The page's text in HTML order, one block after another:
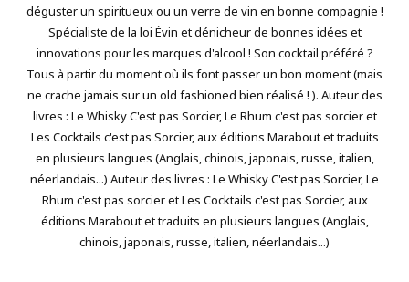
déguster un spiritueux ou un verre de vin en bonne compagnie !
Spécialiste de la loi Évin et dénicheur de bonnes idées et
innovations pour les marques d'alcool ! Son cocktail préféré ?
Tous à partir du moment où ils font passer un bon moment (mais
ne crache jamais sur un old fashioned bien réalisé ! ). Auteur des
livres : Le Whisky C'est pas Sorcier, Le Rhum c'est pas sorcier et
Les Cocktails c'est pas Sorcier, aux éditions Marabout et traduits
en plusieurs langues (Anglais, chinois, japonais, russe, italien,
néerlandais...) Auteur des livres : Le Whisky C'est pas Sorcier, Le
Rhum c'est pas sorcier et Les Cocktails c'est pas Sorcier, aux
éditions Marabout et traduits en plusieurs langues (Anglais,
chinois, japonais, russe, italien, néerlandais...)